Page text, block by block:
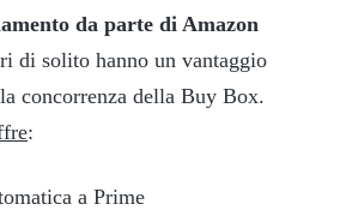
da parte di Amazon
di solito hanno un vantaggio
concorrenza della Buy Box.
:
a Prime